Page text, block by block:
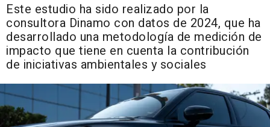
Este estudio ha sido realizado por la
consultora Dinamo con datos de 2024, que ha
desarrollado una metodología de medición de
impacto que tiene en cuenta la contribución
de iniciativas ambientales y sociales